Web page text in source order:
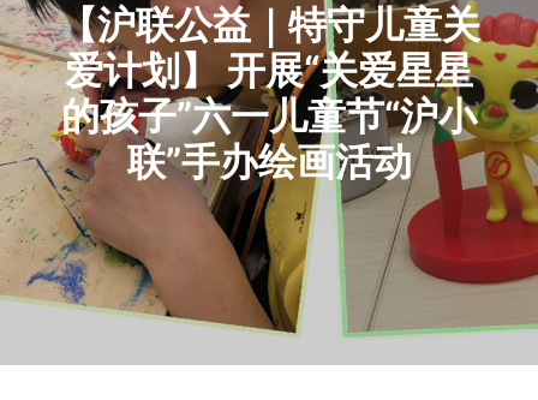
【沪联公益｜特守儿童关
爱计划】 开展“关爱星星
的孩子”六一儿童节“沪小
联”手办绘画活动